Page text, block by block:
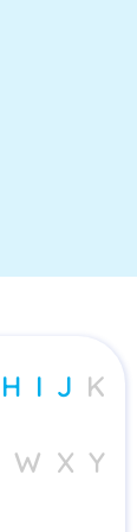
H I J K
W X Y